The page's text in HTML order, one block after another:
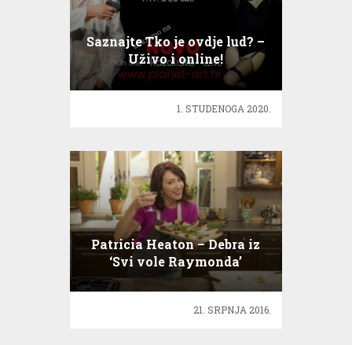
Saznajte Tko je ovdje lud? –
Uživo i online!
1. STUDENOGA 2020.
Patricia Heaton – Debra iz
‘Svi vole Raymonda’
priređuje najbolje zabave
21. SRPNJA 2016.